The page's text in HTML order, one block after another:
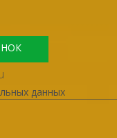
данных